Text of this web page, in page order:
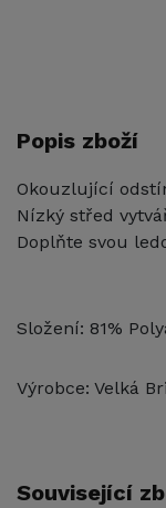
Popis zboží
Okouzlující
Nízký střed
Doplňte svou
Složení: 81%
Výrobce: Velká
Související